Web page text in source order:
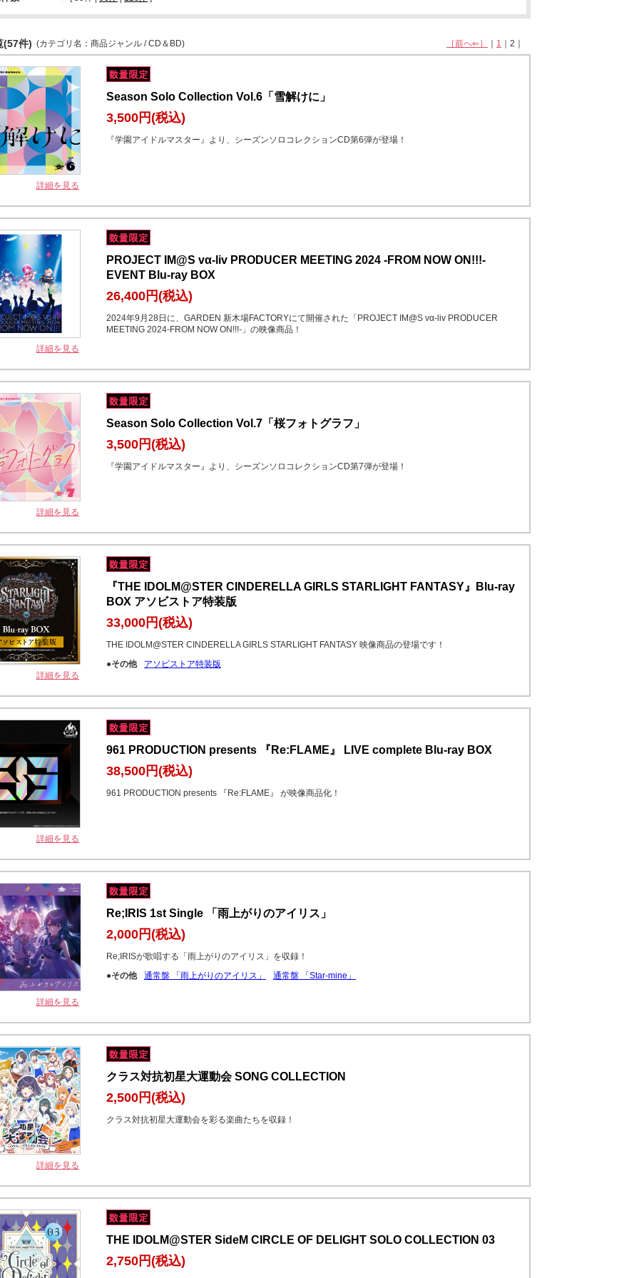
(57件) ［前へ⇐］ 1 ｜2｜
(カテゴリ名：商品ジャンル / CD＆BD)
詳細を見る
Season Solo Collection Vol.6「雪解けに」
3,500円(税込)
『学園アイドルマスター』より、シーズンソロコレクションCD第6弾が登場！
詳細を見る
PROJECT IM@S vα-liv PRODUCER MEETING 2024 -FROM NOW ON!!!-
EVENT Blu-ray BOX
26,400円(税込)
2024年9月28日に、GARDEN 新木場FACTORYにて開催された「PROJECT IM@S vα-liv PRODUCER
MEETING 2024-FROM NOW ON!!!-」の映像商品！
詳細を見る
Season Solo Collection Vol.7「桜フォトグラフ」
3,500円(税込)
『学園アイドルマスター』より、シーズンソロコレクションCD第7弾が登場！
詳細を見る
『THE IDOLM@STER CINDERELLA GIRLS STARLIGHT FANTASY』Blu-ray
BOX アソビストア特装版
33,000円(税込)
THE IDOLM@STER CINDERELLA GIRLS STARLIGHT FANTASY 映像商品の登場です！
●その他
アソビストア特装版
詳細を見る
961 PRODUCTION presents 『Re:FLAME』 LIVE complete Blu-ray BOX
38,500円(税込)
961 PRODUCTION presents 『Re:FLAME』 が映像商品化！
詳細を見る
Re;IRIS 1st Single 「雨上がりのアイリス」
2,000円(税込)
Re;IRISが歌唱する「雨上がりのアイリス」を収録！
●その他
通常盤 「雨上がりのアイリス」 通常盤 「Star-mine」
詳細を見る
クラス対抗初星大運動会 SONG COLLECTION
2,500円(税込)
クラス対抗初星大運動会を彩る楽曲たちを収録！
THE IDOLM@STER SideM CIRCLE OF DELIGHT SOLO COLLECTION 03
2,750円(税込)